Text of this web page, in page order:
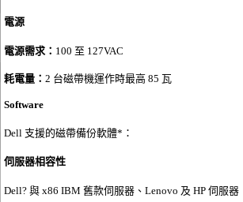
電源
電源需求： 100 至 127VAC
耗電量： 2 台磁帶機運作時最高 85 瓦
Software
Dell 支援的磁帶備份軟體* ：
伺服器相容性
Dell? 與 x86 IBM 舊款伺服器、Lenovo 及 HP 伺服器